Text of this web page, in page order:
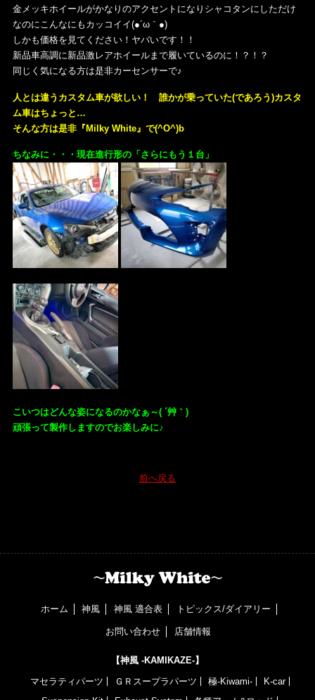
金メッキホイールがかなりのアクセントになりシャコタンにしただけ
なのにこんなにもカッコイイ(●´ω｀●)
しかも価格を見てください！ヤバいです！！
新品車高調に新品激レアホイールまで履いているのに！？！？
同じく気になる方は是非カーセンサーで♪
人とは違うカスタム車が欲しい！ 誰かが乗っていた(であろう)カスタ
ム車はちょっと…
そんな方は是非『Milky White』で(^O^)b
ちなみに・・・ 現在進行形の「さらにもう１台」
こいつはどんな姿になるのかなぁ～( ´艸｀)
頑張って製作しますのでお楽しみに♪
前へ戻る
ホーム 神風 神風 適合表 トピックス/ダイアリー
お問い合わせ 店舗情報
【神風 -KAMIKAZE-】
マセラティパーツ
ＧＲスープラパーツ 極-Kiwami-
K-car